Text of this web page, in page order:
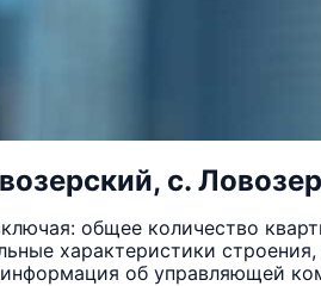
с.
общее количество
характеристики
об управляющей